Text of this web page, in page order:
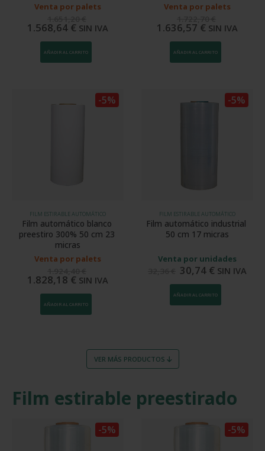
Venta por palets
1.568,64 € SIN IVA
AÑADIR AL CARRITO
Venta por palets
1.636,57 € SIN IVA
AÑADIR AL CARRITO
FILM ESTIRABLE AUTOMÁTICO
Film automático blanco
preestiro 300% 50 cm 23
micras
Venta por palets
1.828,18 € SIN IVA
-5%
AÑADIR AL CARRITO
FILM ESTIRABLE AUTOMÁTICO
Film automático industrial
50 cm 17 micras
Venta por unidades
30,74 € SIN IVA
-5%
AÑADIR AL CARRITO
VER MÁS PRODUCTOS
Film estirable preestirado
-5% -5%